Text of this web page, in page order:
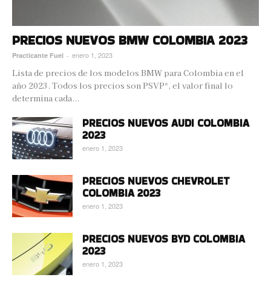
PRECIOS NUEVOS BMW COLOMBIA 2023
Practicante Fuel - enero 1, 2023
Lista de precios de los modelos BMW para Colombia en el
año 2023. Todos los precios son PSVP*, el valor final lo
determina cada...
PRECIOS NUEVOS AUDI COLOMBIA
2023
enero 1, 2023
PRECIOS NUEVOS CHEVROLET
COLOMBIA 2023
enero 1, 2023
PRECIOS NUEVOS BYD COLOMBIA
2023
enero 1, 2023